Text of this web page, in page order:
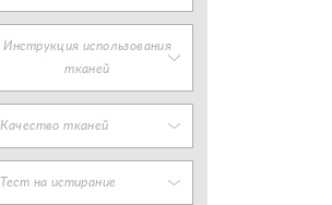
Инструкция использования
тканей
Качество тканей
Тест на истирание